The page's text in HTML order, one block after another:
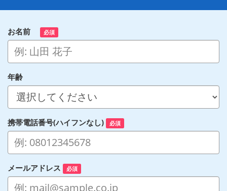
お名前 必須
年齢
携帯電話番号(ハイフンなし) 必須
メールアドレス 必須